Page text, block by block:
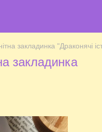
закладинка "Драконячі
закладинка